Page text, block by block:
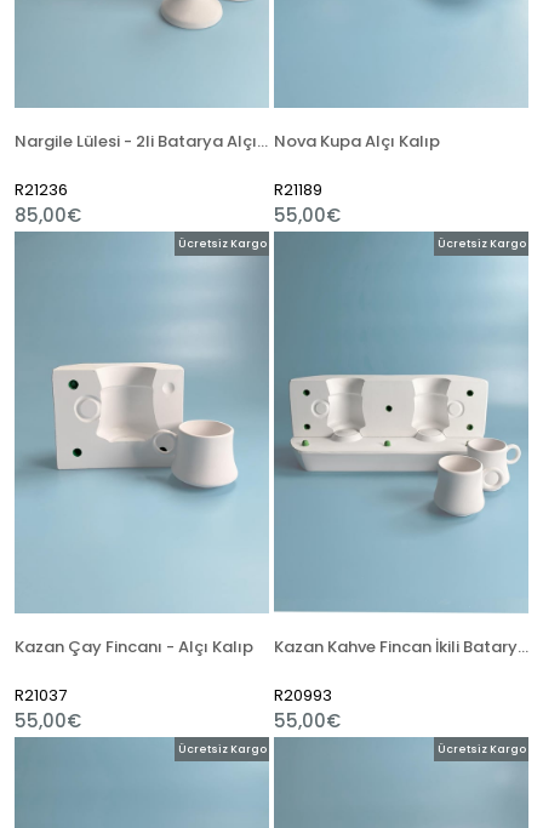
Nargile Lülesi - 2li Batarya Alçı Kalıp
R21236
85,00€
Nova Kupa Alçı Kalıp
R21189
55,00€
Kazan Çay Fincanı - Alçı Kalıp
R21037
55,00€
Ücretsiz Kargo
Kazan Kahve Fincan İkili Batarya - Alçı Kalıp
R20993
55,00€
Ücretsiz Kargo
Ücretsiz Kargo Ücretsiz Kargo